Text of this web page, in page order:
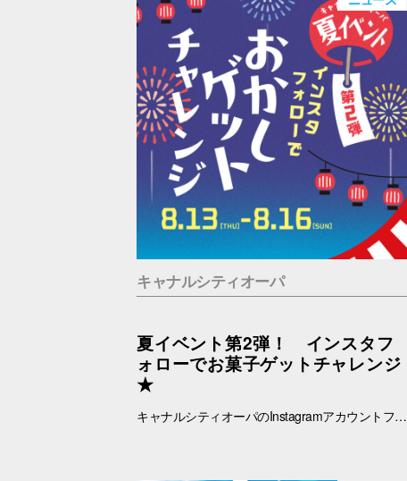
キャナルシティオーパ
夏イベント第2弾！ インスタフ
ォローでお菓子ゲットチャレンジ
★
キャナルシティオーパのInstagramアカウントフォローでお菓子ゲットに挑戦！ あなたは最大何個ゲットできる？？！！ ■抽選日時：8.13(木) ～8.16(日) 11：00～19：00 ■抽選会場：B1F ラフェスタ内特設会場 ■参加条件：キャナルシティオーパのInstagramアカウント(＠canalcityopa)をフォロー 【注意事項】 ※参加の際はキャナルシティオーパアカウントのフォロー画面をご提示ください。 ※各日、景品がなくなり次第終了となります。 ※イラストはすべてイメージです。 ※おひとりさまにつき1回までご参加いただけます。